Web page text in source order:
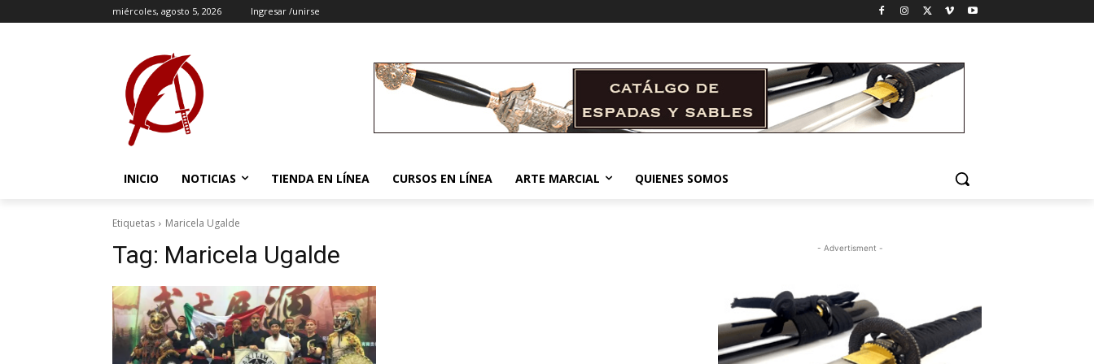
miércoles, agosto 5, 2026 Ingresar /unirse
INICIO NOTICIAS TIENDA EN LÍNEA CURSOS EN LÍNEA ARTE MARCIAL QUIENES SOMOS
Etiquetas Maricela Ugalde
Tag: Maricela Ugalde - Advertisment -